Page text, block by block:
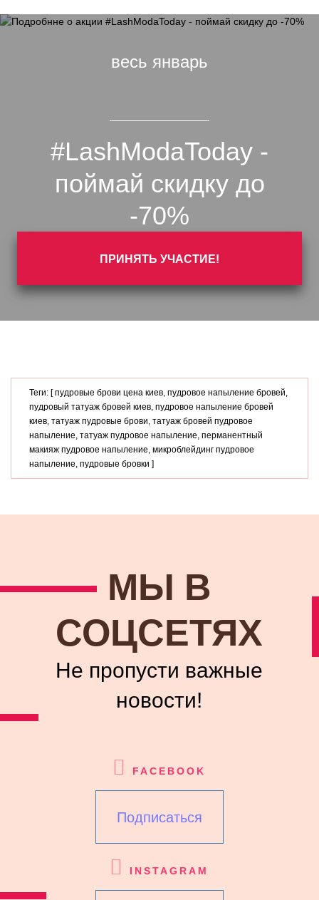
#LashModaToday -
поймай скидку до
-70%
весь январь
ПРИНЯТЬ УЧАСТИЕ!
Теги: [ пудровые брови цена киев, пудровое напыление бровей,
пудровый татуаж бровей киев, пудровое напыление бровей
киев, татуаж пудровые брови, татуаж бровей пудровое
напыление, татуаж пудровое напыление, перманентный
макияж пудровое напыление, микроблейдинг пудровое
напыление, пудровые бровки ]
МЫ В
СОЦСЕТЯХ
Не пропусти важные
новости!
FACEBOOK
Подписаться
INSTAGRAM